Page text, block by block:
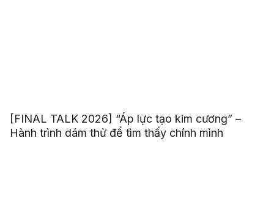
[FINAL TALK 2026] “Áp lực tạo kim cương” –
Hành trình dám thử để tìm thấy chính mình